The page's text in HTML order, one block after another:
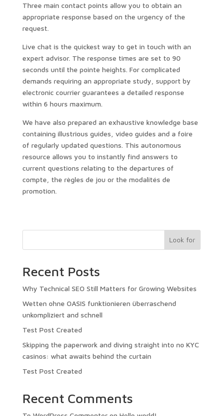
Three main contact points allow you to obtain an
appropriate response based on the urgency of the
request.
Live chat is the quickest way to get in touch with an
expert advisor. The response times are set to 90
seconds until the pointe heights. For complicated
demands requiring an appropriate study, support by
electronic courrier guarantees a detailed response
within 6 hours maximum.
We have also prepared an exhaustive knowledge base
containing illustrious guides, video guides and a foire
of regularly updated questions. This autonomous
resource allows you to instantly find answers to
current questions relating to the departures of
compte, the règles de jou or the modalités de
promotion.
Look for
Recent Posts
Why Technical SEO Still Matters for Growing Websites
Wetten ohne OASIS funktionieren überraschend
unkompliziert and schnell
Test Post Created
Skipping the paperwork and diving straight into no KYC
casinos: what awaits behind the curtain
Test Post Created
Recent Comments